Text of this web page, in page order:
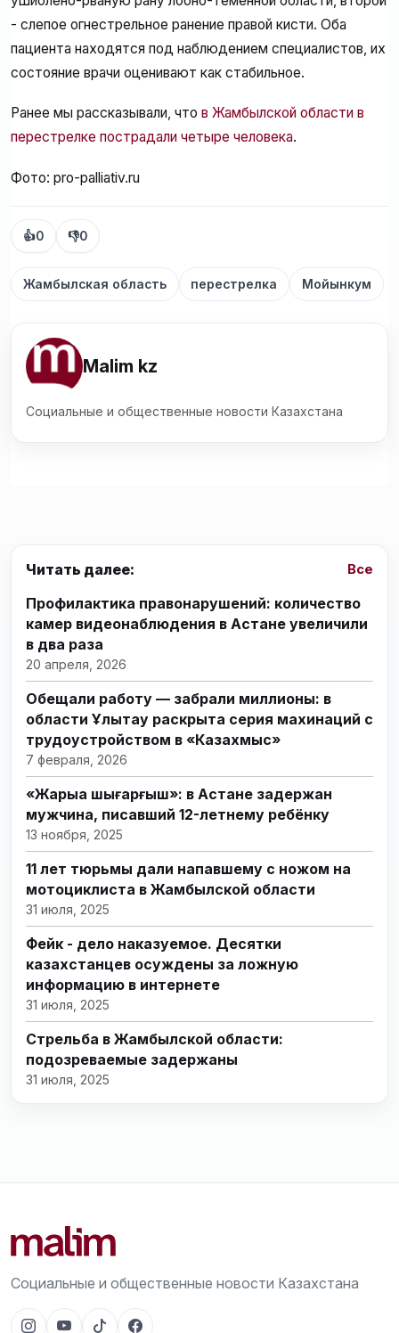
- слепое огнестрельное ранение правой кисти. Оба
пациента находятся под наблюдением специалистов, их
состояние врачи оценивают как стабильное.
Ранее мы рассказывали, что в Жамбылской области в
перестрелке пострадали четыре человека.
Фото: pro-palliativ.ru
👍0 👎0
Жамбылская область перестрелка Мойынкум
Malim kz
Социальные и общественные новости Казахстана
Читать далее: Все
Профилактика правонарушений: количество
камер видеонаблюдения в Астане увеличили
в два раза
20 апреля, 2026
Обещали работу — забрали миллионы: в
области Ұлытау раскрыта серия махинаций с
трудоустройством в «Казахмыс»
7 февраля, 2026
«Жарыққа шығарғыш»: в Астане задержан
мужчина, писавший 12-летнему ребёнку
13 ноября, 2025
11 лет тюрьмы дали напавшему с ножом на
мотоциклиста в Жамбылской области
31 июля, 2025
Фейк - дело наказуемое. Десятки
казахстанцев осуждены за ложную
информацию в интернете
31 июля, 2025
Стрельба в Жамбылской области:
подозреваемые задержаны
31 июля, 2025
Социальные и общественные новости Казахстана